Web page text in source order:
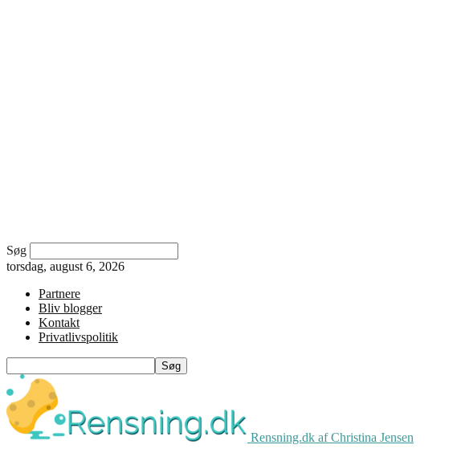
Søg
torsdag, august 6, 2026
Partnere
Bliv blogger
Kontakt
Privatlivspolitik
Rensning.dk af Christina Jensen